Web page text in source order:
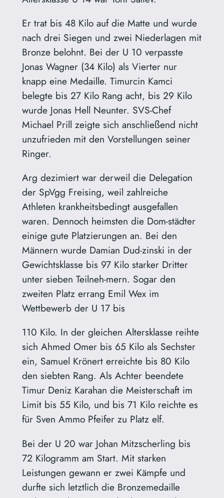
Er trat bis 48 Kilo auf die Matte und wurde
nach drei Siegen und zwei Niederlagen mit
Bronze belohnt. Bei der U 10 verpasste
Jonas Wagner (34 Kilo) als Vierter nur
knapp eine Medaille. Timurcin Kamci
belegte bis 27 Kilo Rang acht, bis 29 Kilo
wurde Jonas Hell Neunter. SVS-Chef
Michael Prill zeigte sich anschließend nicht
unzufrieden mit den Vorstellungen seiner
Ringer.
Arg dezimiert war derweil die Delegation
der SpVgg Freising, weil zahlreiche
Athleten krankheitsbedingt ausgefallen
waren. Dennoch heimsten die Dom-städter
einige gute Platzierungen an. Bei den
Männern wurde Damian Dud-zinski in der
Gewichtsklasse bis 97 Kilo starker Dritter
unter sieben Teilneh-mern. Sogar den
zweiten Platz errang Emil Wex im
Wettbewerb der U 17 bis
110 Kilo. In der gleichen Altersklasse reihte
sich Ahmed Omer bis 65 Kilo als Sechster
ein, Samuel Krönert erreichte bis 80 Kilo
den siebten Rang. Als Achter beendete
Timur Deniz Karahan die Meisterschaft im
Limit bis 55 Kilo, und bis 71 Kilo reichte es
für Sven Ammo Pfeifer zu Platz elf.
Bei der U 20 war Johan Mitzscherling bis
72 Kilogramm am Start. Mit starken
Leistungen gewann er zwei Kämpfe und
durfte sich letztlich die Bronzemedaille